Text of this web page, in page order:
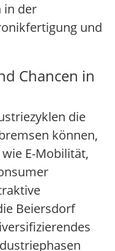
in der
und
Chancen in
die
können,
E-Mobilität,
Beiersdorf